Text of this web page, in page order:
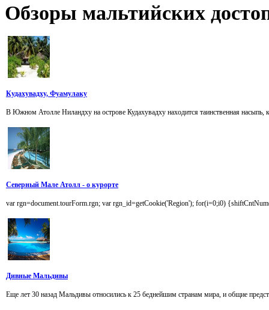
Обзоры мальтийских
Кудахувадху, Фуамулаку
В Южном Атолле Ниландху на острове Кудахувадху находится таинственная
Северный Мале Атолл - о курорте
var rgn=document.tourForm.rgn; var rgn_id=getCookie('Region'); for(i=0;i0)
Дивные Мальдивы
Еще лет 30 назад Мальдивы относились к 25 беднейшим странам мира, и общие